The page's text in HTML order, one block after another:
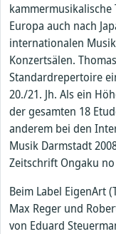
Europa auch nach
internationalen
Konzertsälen.
Standardrepertoire
20./21. Jh. Als ein
der gesamten 18
anderem bei den
Musik Darmstadt
Zeitschrift Ongaku
Beim Label EigenArt
Max Reger und
von Eduard